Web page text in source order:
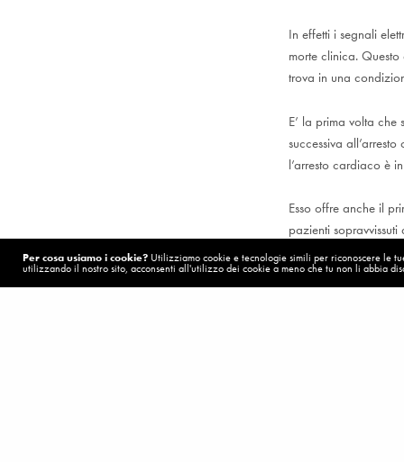
In effetti i segnali
morte clinica.
trova in una
E’ la prima volta
successiva
l’arresto cardiaco è
Esso offre anche il
pazienti sopravvissuti
Per cosa usiamo i cookie? Utilizziamo cookie e tecnologie simili per riconoscere le
utilizzando il nostro sito, acconsenti all'utilizzo dei cookie a meno che tu non li abbia